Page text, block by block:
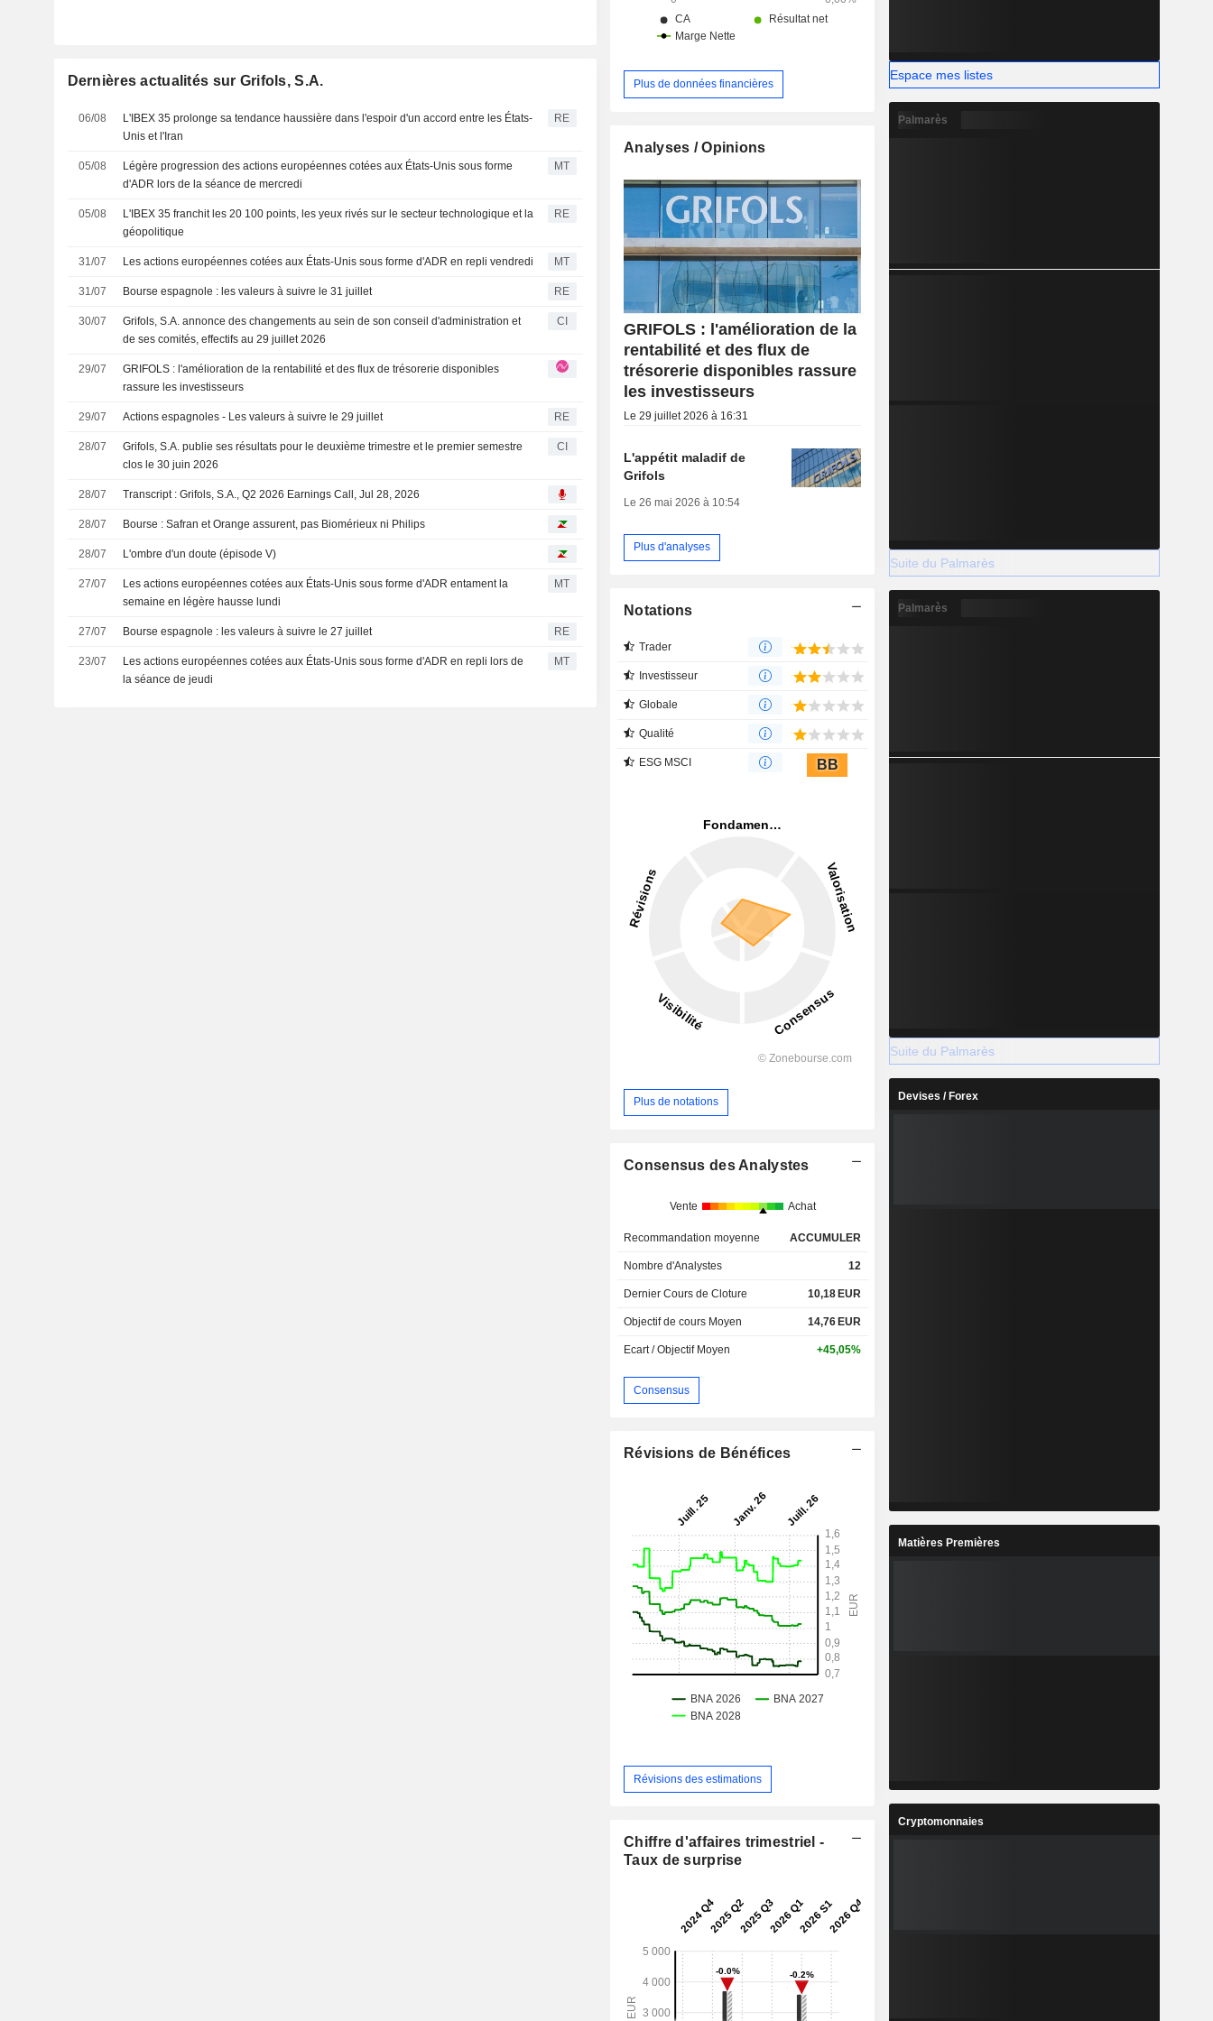
Dernières actualités sur Grifols, S.A.
06/08
L'IBEX 35 prolonge sa tendance haussière dans l'espoir d'un accord entre les États-
Unis et l'Iran
RE
05/08
Légère progression des actions européennes cotées aux États-Unis sous forme
d'ADR lors de la séance de mercredi
MT
05/08
L'IBEX 35 franchit les 20 100 points, les yeux rivés sur le secteur technologique et la
géopolitique
RE
31/07 Les actions européennes cotées aux États-Unis sous forme d'ADR en repli vendredi MT
31/07 Bourse espagnole : les valeurs à suivre le 31 juillet RE
30/07
Grifols, S.A. annonce des changements au sein de son conseil d'administration et
de ses comités, effectifs au 29 juillet 2026
CI
29/07
GRIFOLS : l'amélioration de la rentabilité et des flux de trésorerie disponibles
rassure les investisseurs
29/07 Actions espagnoles - Les valeurs à suivre le 29 juillet RE
28/07
Grifols, S.A. publie ses résultats pour le deuxième trimestre et le premier semestre
clos le 30 juin 2026
CI
28/07 Transcript : Grifols, S.A., Q2 2026 Earnings Call, Jul 28, 2026
28/07 Bourse : Safran et Orange assurent, pas Biomérieux ni Philips
28/07 L'ombre d'un doute (épisode V)
27/07
Les actions européennes cotées aux États-Unis sous forme d'ADR entament la
semaine en légère hausse lundi
MT
27/07 Bourse espagnole : les valeurs à suivre le 27 juillet RE
23/07
Les actions européennes cotées aux États-Unis sous forme d'ADR en repli lors de
la séance de jeudi
MT
Plus de données financières
Analyses / Opinions
GRIFOLS : l'amélioration de la
rentabilité et des flux de
trésorerie disponibles rassure
les investisseurs
Le 29 juillet 2026 à 16:31
L'appétit maladif de
Grifols
Le 26 mai 2026 à 10:54
Plus d'analyses
Notations
Trader
Investisseur
Globale
Qualité
ESG MSCI BB
Plus de notations
Consensus des Analystes
Vente Achat
Recommandation moyenne ACCUMULER
Nombre d'Analystes 12
Dernier Cours de Cloture 10,18 EUR
Objectif de cours Moyen 14,76 EUR
Ecart / Objectif Moyen +45,05%
Consensus
Révisions de Bénéfices
Révisions des estimations
Chiffre d'affaires trimestriel -
Taux de surprise
Espace mes listes
Palmarès
Suite du Palmarès
Palmarès
Suite du Palmarès
Devises / Forex
Matières Premières
Cryptomonnaies